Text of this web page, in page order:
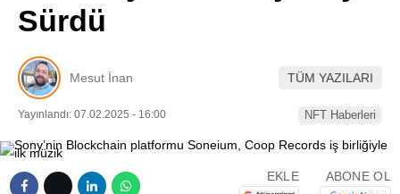
Telegram
Sürdü
Mesut İnan TÜM YAZILARI
Yayınlandı: 07.02.2025 - 16:00 NFT Haberleri
EKLE ABONE OL